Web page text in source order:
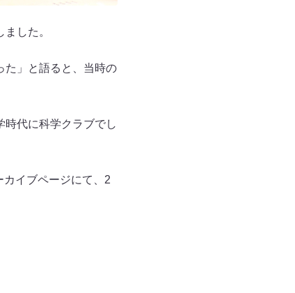
した。
た」と語ると、当時の
時代に科学クラブでし
カイブページにて、2